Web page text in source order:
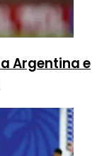
Argentina e